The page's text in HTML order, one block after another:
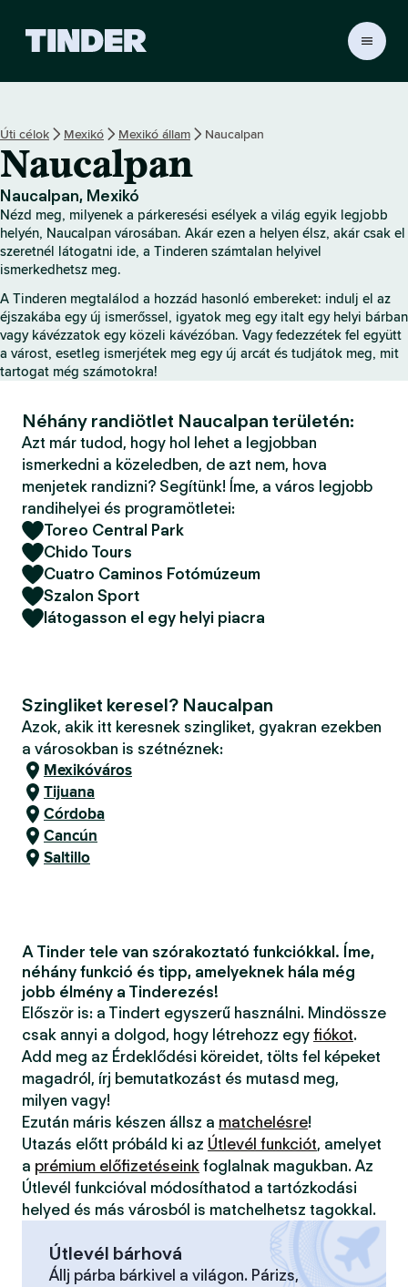
r
K
e
d
ő
o
a
l
Úti célok Mexikó Mexikó állam Naucalpan
Naucalpan
Naucalpan, Mexikó
Nézd meg, milyenek a párkeresési esélyek a világ egyik legjobb
helyén, Naucalpan városában. Akár ezen a helyen élsz, akár csak el
szeretnél látogatni ide, a Tinderen számtalan helyivel
ismerkedhetsz meg.
A Tinderen megtalálod a hozzád hasonló embereket: indulj el az
éjszakába egy új ismerőssel, igyatok meg egy italt egy helyi bárban
vagy kávézzatok egy közeli kávézóban. Vagy fedezzétek fel együtt
a várost, esetleg ismerjétek meg egy új arcát és tudjátok meg, mit
tartogat még számotokra!
Néhány randiötlet Naucalpan területén:
Azt már tudod, hogy hol lehet a legjobban
ismerkedni a közeledben, de azt nem, hova
menjetek randizni? Segítünk! Íme, a város legjobb
randihelyei és programötletei:
Toreo Central Park
Chido Tours
Cuatro Caminos Fotómúzeum
Szalon Sport
látogasson el egy helyi piacra
Szingliket keresel? Naucalpan
Azok, akik itt keresnek szingliket, gyakran ezekben
a városokban is szétnéznek:
Mexikóváros
Tijuana
Córdoba
Cancún
Saltillo
A Tinder tele van szórakoztató funkciókkal. Íme,
néhány funkció és tipp, amelyeknek hála még
jobb élmény a Tinderezés!
Először is: a Tindert egyszerű használni. Mindössze
csak annyi a dolgod, hogy létrehozz egy fiókot.
Add meg az Érdeklődési köreidet, tölts fel képeket
magadról, írj bemutatkozást és mutasd meg,
milyen vagy!
Ezután máris készen állsz a matchelésre!
Utazás előtt próbáld ki az Útlevél funkciót, amelyet
a prémium előfizetéseink foglalnak magukban. Az
Útlevél funkcióval módosíthatod a tartózkodási
helyed és más városból is matchelhetsz tagokkal.
Útlevél bárhová
Állj párba bárkivel a világon. Párizs,